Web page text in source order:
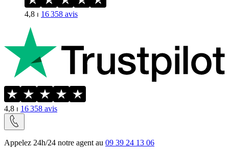
4,8 ⏐ 16 358 avis
4,8 ⏐ 16 358 avis
Appelez 24h/24 notre agent au 09 39 24 13 06